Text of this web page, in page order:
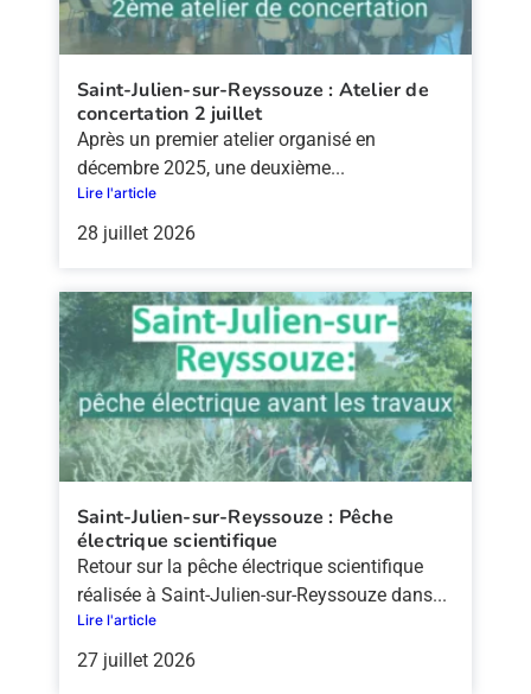
Saint-Julien-sur-Reyssouze : Atelier de
concertation 2 juillet
Après un premier atelier organisé en
décembre 2025, une deuxième...
Lire l'article
28 juillet 2026
Saint-Julien-sur-Reyssouze : Pêche
électrique scientifique
Retour sur la pêche électrique scientifique
réalisée à Saint-Julien-sur-Reyssouze dans...
Lire l'article
27 juillet 2026